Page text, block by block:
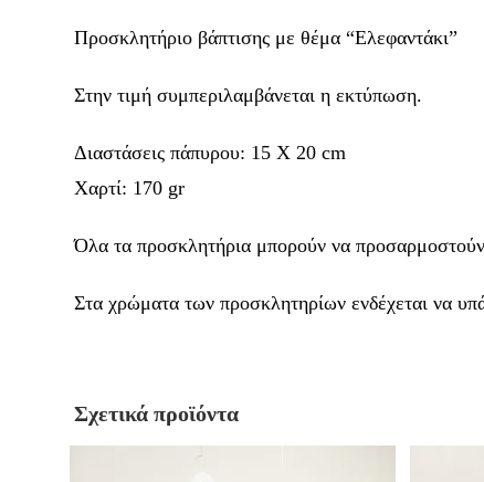
Προσκλητήριο βάπτισης με θέμα “Ελεφαντάκι”
Στην τιμή συμπεριλαμβάνεται η εκτύπωση.
Διαστάσεις πάπυρου: 15 Χ 20 cm
Χαρτί: 170 gr
Όλα τα προσκλητήρια μπορούν να προσαρμοστούν
Στα χρώματα των προσκλητηρίων ενδέχεται να
Σχετικά προϊόντα